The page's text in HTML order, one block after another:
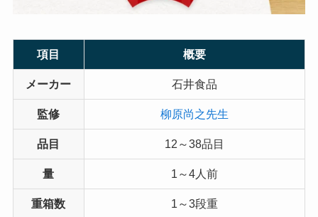
項目 概要
メーカー 石井食品
監修 柳原尚之先生
品目 12～38品目
量 1～4人前
重箱数 1～3段重